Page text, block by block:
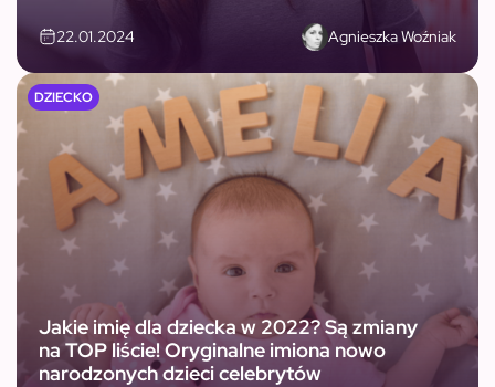
22.01.2024 Agnieszka Woźniak
Jakie imię dla dziecka w 2022? Są zmiany
na TOP liście! Oryginalne imiona nowo
narodzonych dzieci celebrytów
DZIECKO